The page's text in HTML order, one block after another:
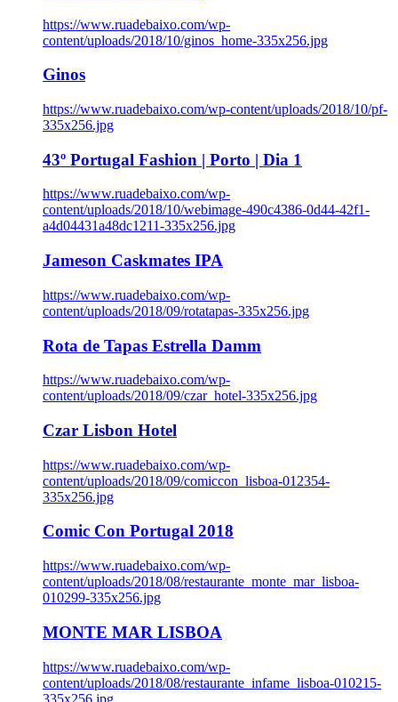
https://www.ruadebaixo.com/wp-
content/uploads/2018/10/ginos_home-335x256.jpg
Ginos
https://www.ruadebaixo.com/wp-content/uploads/2018/10/pf-
335x256.jpg
43º Portugal Fashion | Porto | Dia 1
https://www.ruadebaixo.com/wp-
content/uploads/2018/10/webimage-490c4386-0d44-42f1-
a4d04431a48dc1211-335x256.jpg
Jameson Caskmates IPA
https://www.ruadebaixo.com/wp-
content/uploads/2018/09/rotatapas-335x256.jpg
Rota de Tapas Estrella Damm
https://www.ruadebaixo.com/wp-
content/uploads/2018/09/czar_hotel-335x256.jpg
Czar Lisbon Hotel
https://www.ruadebaixo.com/wp-
content/uploads/2018/09/comiccon_lisboa-012354-
335x256.jpg
Comic Con Portugal 2018
https://www.ruadebaixo.com/wp-
content/uploads/2018/08/restaurante_monte_mar_lisboa-
010299-335x256.jpg
MONTE MAR LISBOA
https://www.ruadebaixo.com/wp-
content/uploads/2018/08/restaurante_infame_lisboa-010215-
335x256.jpg